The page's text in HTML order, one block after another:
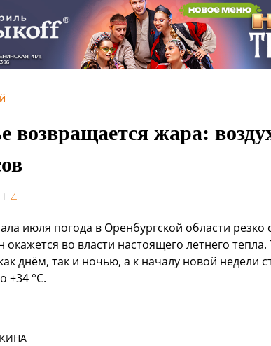
жара:
4
июля погода в Оренбургской области резко
во власти настоящего летнего тепла.
днём, так и ночью, а к началу новой недели
+34 °C.